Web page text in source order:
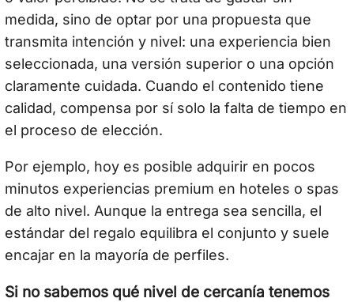
medida, sino de optar por una propuesta que
transmita intención y nivel: una experiencia bien
seleccionada, una versión superior o una opción
claramente cuidada. Cuando el contenido tiene
calidad, compensa por sí solo la falta de tiempo en
el proceso de elección.
Por ejemplo, hoy es posible adquirir en pocos
minutos experiencias premium en hoteles o spas
de alto nivel. Aunque la entrega sea sencilla, el
estándar del regalo equilibra el conjunto y suele
encajar en la mayoría de perfiles.
Si no sabemos qué nivel de cercanía tenemos